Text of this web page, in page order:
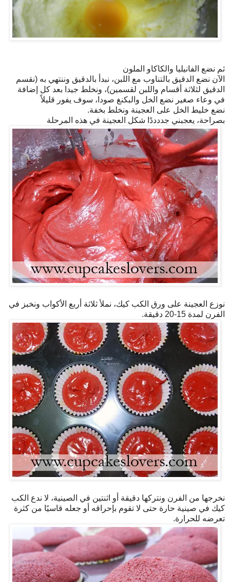
ثم نضع الفانيليا والكاكاو الملون
الآن نضع الدقيق بالتناوب مع اللبن، نبدأ بالدقيق وننتهي به (نقسم
الدقيق لثلاثة أقسام واللبن لقسمين)، ونخلط جيدا بعد كل إضافة
في وعاء صغير نضع الخل والبكنغ صودا، سوف يفور قليلاً
نضع خليط الخل على العجينة ونخلط بخفة.
بصراحة، يعجبني جددددًا شكل العجينة في هذه المرحلة
نوزع العجينة على ورق الكب كيك، نملأ ثلاثة أربع الأكواب ونخبز في
الفرن لمدة 15-20 دقيقة.
نخرجها من الفرن ونتركها دقيقة أو اثنتين في الصينية، لا ندع الكب
كيك في صينية حارة حتى لا تقوم بإحراقه أو جعله قاسيًا من كثرة
تعرضه للحرارة.